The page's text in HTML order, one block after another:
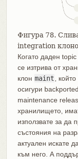
Фигура 78.
integration
Когато даден
се изтрива от
клон maint,
осигури
maintenance
хранилището,
използвате за да
състояния на
актуален искате
към него. А